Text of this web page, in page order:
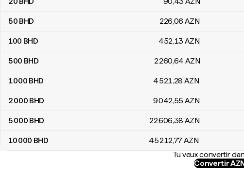
50 BHD 226,06 AZN
100 BHD 452,13 AZN
500 BHD 2 260,64 AZN
1 000 BHD 4 521,28 AZN
2 000 BHD 9 042,55 AZN
5 000 BHD 22 606,38 AZN
10 000 BHD 45 212,77AZN
Tu veux convertir
Convertir